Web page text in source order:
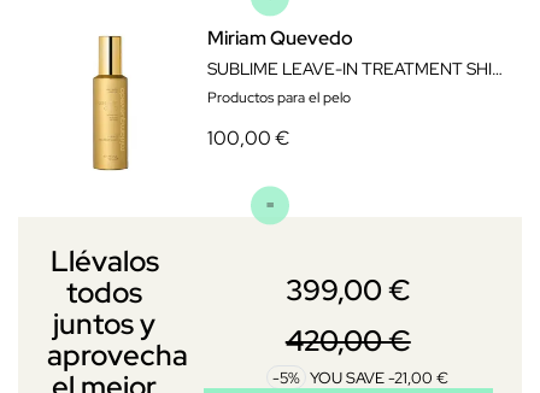
Miriam Quevedo
SUBLIME LEAVE-IN TREATMENT SHIELD 150 ML
Productos para el pelo
100,00 €
Llévalos
todos
juntos y
aprovecha
399,00 €
420,00 €
-5% YOU SAVE -21,00 €